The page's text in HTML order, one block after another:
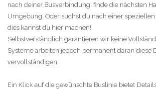
nach deiner Busverbindung, finde die nächsten
Umgebung. Oder suchst du nach einer speziellen
dies kannst du hier machen!
Selbstverständlich garantieren wir keine
Systeme arbeiten jedoch permanent daran diese
vervollständigen.
Ein Klick auf die gewünschte Buslinie bietet